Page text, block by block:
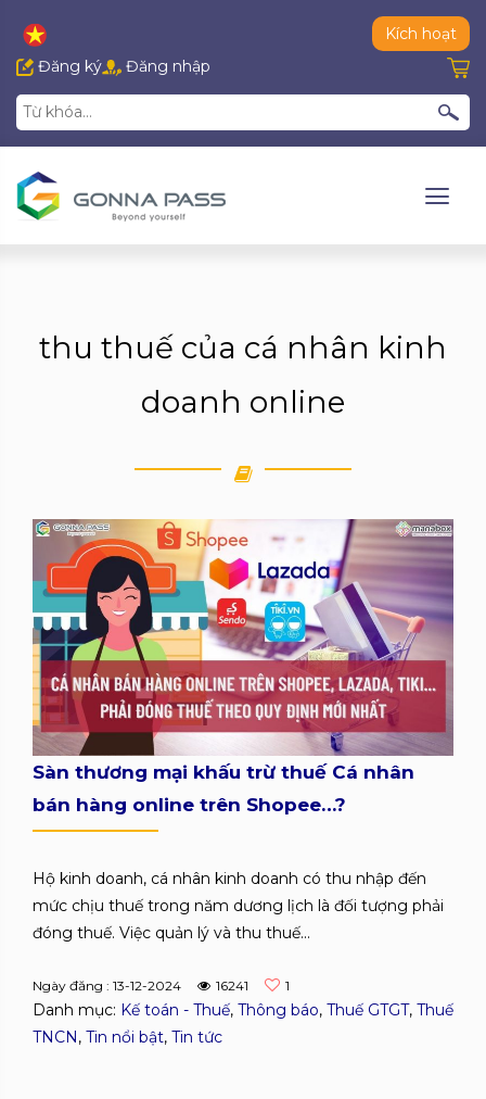
Kích hoạt
Đăng ký
Đăng nhập
thu thuế của cá nhân kinh
doanh online
Sàn thương mại khấu trừ thuế Cá nhân
bán hàng online trên Shopee…?
Hộ kinh doanh, cá nhân kinh doanh có thu nhập đến
mức chịu thuế trong năm dương lịch là đối tượng phải
đóng thuế. Việc quản lý và thu thuế...
Ngày đăng : 13-12-2024 16241 1
Danh mục: Kế toán - Thuế, Thông báo, Thuế GTGT, Thuế
TNCN, Tin nổi bật, Tin tức